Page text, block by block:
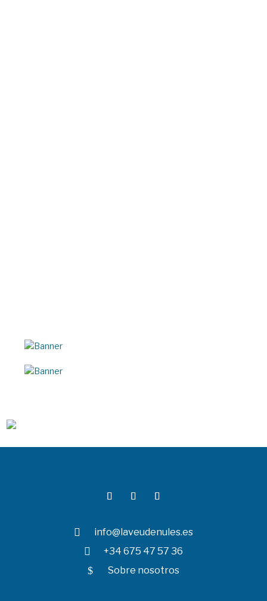
 info@laveudenules.es
 +34 675 47 57 36
$ Sobre nosotros